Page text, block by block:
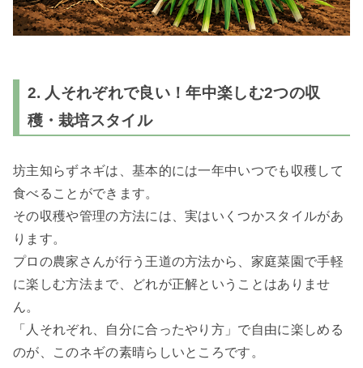
2. 人それぞれで良い！年中楽しむ2つの収
穫・栽培スタイル
坊主知らずネギは、基本的には一年中いつでも収穫して
食べることができます。
その収穫や管理の方法には、実はいくつかスタイルがあ
ります。
プロの農家さんが行う王道の方法から、家庭菜園で手軽
に楽しむ方法まで、どれが正解ということはありませ
ん。
「人それぞれ、自分に合ったやり方」で自由に楽しめる
のが、このネギの素晴らしいところです。